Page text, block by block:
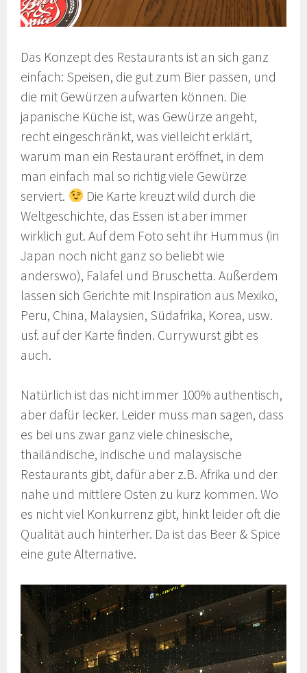
Das Konzept des Restaurants ist an sich ganz
einfach: Speisen, die gut zum Bier passen, und
die mit Gewürzen aufwarten können. Die
japanische Küche ist, was Gewürze angeht,
recht eingeschränkt, was vielleicht erklärt,
warum man ein Restaurant eröffnet, in dem
man einfach mal so richtig viele Gewürze
serviert.
Die Karte kreuzt wild durch die
Weltgeschichte, das Essen ist aber immer
wirklich gut. Auf dem Foto seht ihr Hummus (in
Japan noch nicht ganz so beliebt wie
anderswo), Falafel und Bruschetta. Außerdem
lassen sich Gerichte mit Inspiration aus Mexiko,
Peru, China, Malaysien, Südafrika, Korea, usw.
usf. auf der Karte finden. Currywurst gibt es
auch.
Natürlich ist das nicht immer 100% authentisch,
aber dafür lecker. Leider muss man sagen, dass
es bei uns zwar ganz viele chinesische,
thailändische, indische und malaysische
Restaurants gibt, dafür aber z.B. Afrika und der
nahe und mittlere Osten zu kurz kommen. Wo
es nicht viel Konkurrenz gibt, hinkt leider oft die
Qualität auch hinterher. Da ist das Beer & Spice
eine gute Alternative.